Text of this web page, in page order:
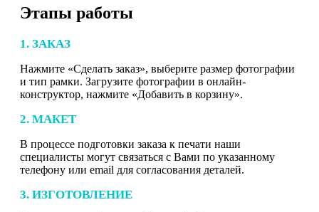
Этапы работы
1. ЗАКАЗ
Нажмите «Сделать заказ», выберите размер фотографии
и тип рамки. Загрузите фотографии в онлайн-
конструктор, нажмите «Добавить в корзину».
2. МАКЕТ
В процессе подготовки заказа к печати наши
специалисты могут связаться с Вами по указанному
телефону или email для согласования деталей.
3. ИЗГОТОВЛЕНИЕ